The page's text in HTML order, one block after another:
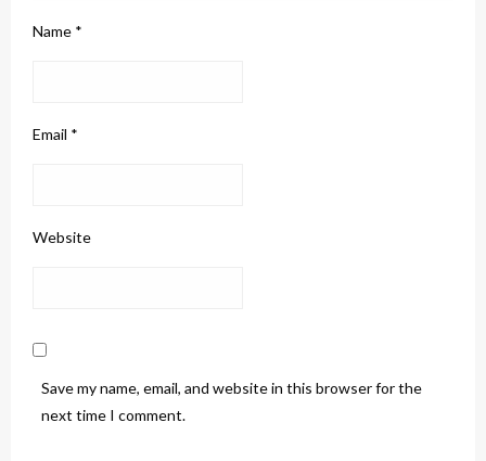
Name *
Email *
Website
Save my name, email, and website in this browser for the
next time I comment.